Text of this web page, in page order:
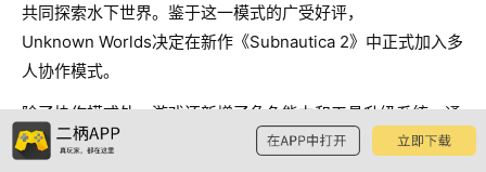
共同探索水下世界。鉴于这一模式的广受好评，
Unknown Worlds决定在新作《Subnautica 2》中正式加入多
人协作模式。
除了协作模式外，游戏还新增了角色能力和工具升级系统。通
过全新改版的成长系统，玩家可以在单人模式和多人模式中构